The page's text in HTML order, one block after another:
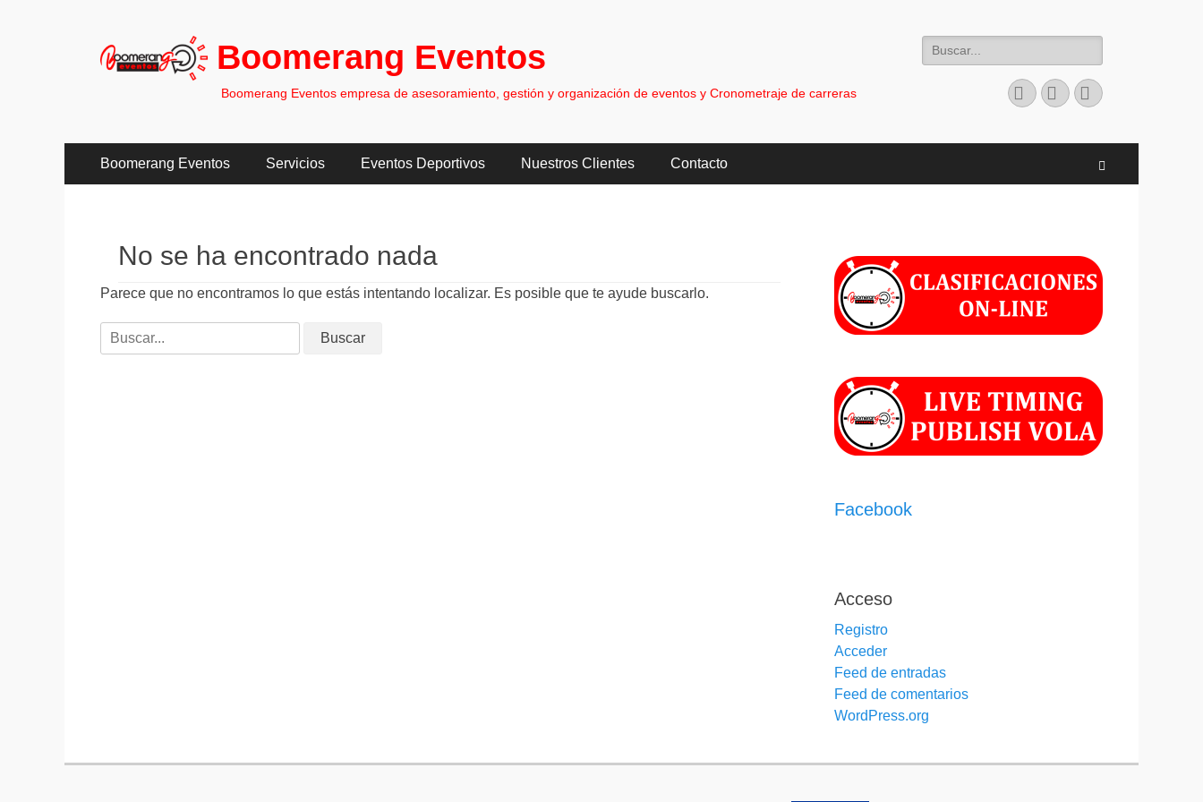
Boomerang Eventos
Boomerang Eventos empresa de asesoramiento, gestión y organización de eventos y Cronometraje de carreras
Buscar:
Facebook
InstagramTeléfono
Menú
principal
Boomerang Eventos Servicios Eventos Deportivos Nuestros Clientes Contacto
No se ha encontrado nada
Parece que no encontramos lo que estás intentando localizar. Es posible que te ayude buscarlo.
Buscar:
Facebook
Acceso
Registro
Acceder
Feed de entradas
Feed de comentarios
WordPress.org